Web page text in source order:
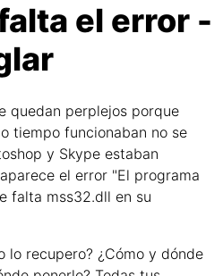
el error -
quedan perplejos porque
tiempo funcionaban no se
y Skype estaban
el error "El programa
falta mss32.dll en su
lo recupero? ¿Cómo y dónde